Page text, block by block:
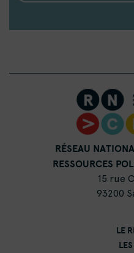
RÉSEAU
RESSOURCES
15 rue
93200
LE